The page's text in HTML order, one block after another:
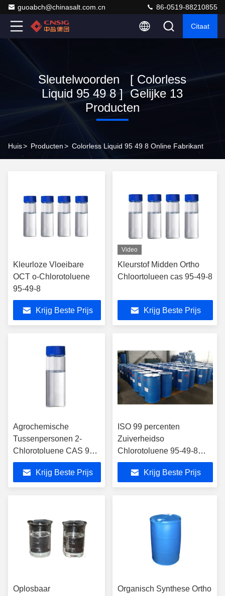
guoabch@chinasalt.com.cn 86-0519-88210855
Citaat
Sleutelwoorden [ Colorless
Liquid 95 49 8 ] Gelijke 13
Producten
Huis> Producten> Colorless Liquid 95 49 8 Online Fabrikant
Kleurloze Vloeibare
OCT o-Chlorotoluene
95-49-8
Krijg Beste Prijs
Video
Kleurstof Midden Ortho
Chloortolueen cas 95-49-8
Krijg Beste Prijs
Agrochemische
Tussenpersonen 2-
Chlorotoluene CAS 95-
49-8
Krijg Beste Prijs
ISO 99 percenten
Zuiverheidso
Chlorotoluene 95-49-8
OCT
Krijg Beste Prijs
Oplosbaar
Organisch Synthese Ortho